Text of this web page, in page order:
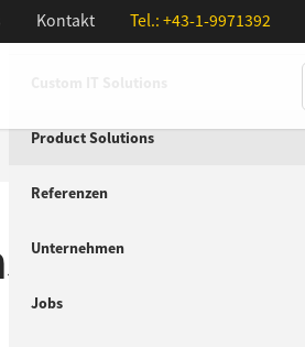
Kontakt Tel.: +43-1-9971392
Partner
Menu
Product Solutions
Referenzen
Unternehmen
Jobs